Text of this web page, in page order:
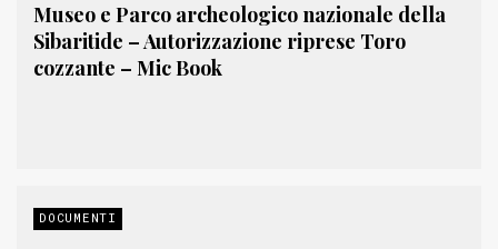
Museo e Parco archeologico nazionale della
Sibaritide – Autorizzazione riprese Toro
cozzante – Mic Book
DOCUMENTI